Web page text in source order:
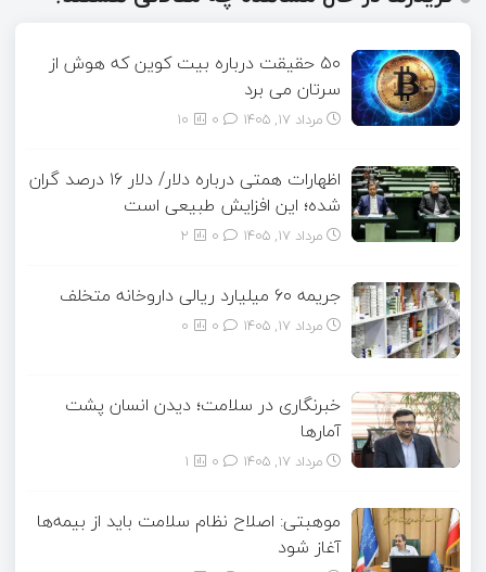
۵۰ حقیقت درباره بیت کوین که هوش از
سرتان می برد
مرداد ۱۷, ۱۴۰۵ 10
اظهارات همتی درباره دلار/ دلار ۱۶ درصد گران
شده؛ این افزایش طبیعی است
مرداد ۱۷, ۱۴۰۵ 2
جریمه ۶۰ میلیارد ریالی داروخانه متخلف
مرداد ۱۷, ۱۴۰۵ 0
خبرنگاری در سلامت؛ دیدن انسان پشت
آمارها
مرداد ۱۷, ۱۴۰۵ 1
موهبتی: اصلاح نظام سلامت باید از بیمه‌ها
آغاز شود